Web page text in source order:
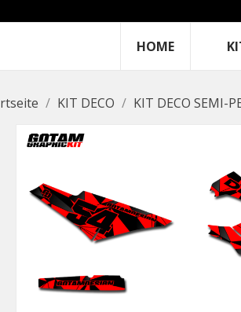
HOME
KIT DECO KIT DECO SEMI-